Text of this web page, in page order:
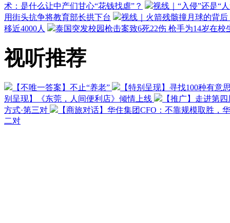
术：是什么让中产们甘心“花钱找虐”？
视线｜“入侵”还是“
用街头抗争将教育部长拱下台
视线｜火箭残骸撞月球的背
移近4000人
泰国突发校园枪击案致6死22伤 枪手为14岁在校
视听推荐
【不唯一答案】不止“养老”
【特别呈现】寻找100种有意
别呈现】《东莞，人间便利店》倾情上线
【推广】走进第
方式·第三对
【商旅对话】华住集团CFO：不靠规模取胜，
二对